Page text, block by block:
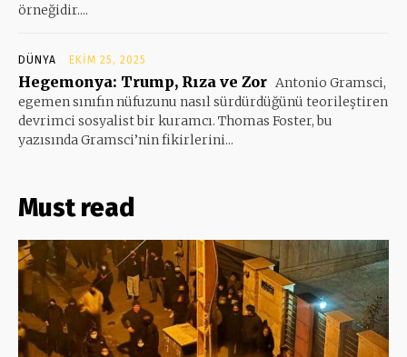
örneğidir....
DÜNYA EKIM 25, 2025
Hegemonya: Trump, Rıza ve Zor Antonio Gramsci,
egemen sınıfın nüfuzunu nasıl sürdürdüğünü teorileştiren
devrimci sosyalist bir kuramcı. Thomas Foster, bu
yazısında Gramsci’nin fikirlerini...
Must read